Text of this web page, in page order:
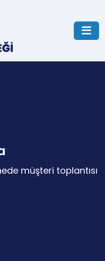
müşteri toplantısı